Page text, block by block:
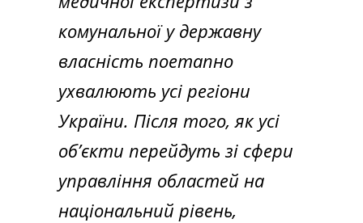
комунальної у державну
власність поетапно
ухвалюють усі регіони
України. Після того, як усі
обʼєкти перейдуть зі сфери
управління областей на
національний рівень,